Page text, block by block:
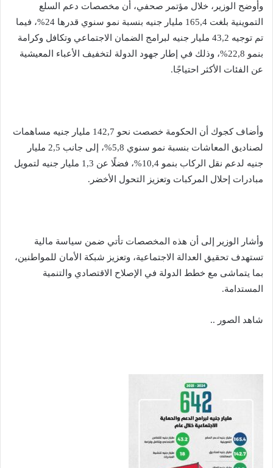
وأوضح الوزير، خلال مؤتمر صحفي، أن مخصصات دعم السلع
التموينية بلغت 165,4 مليار جنيه بنسبة نمو سنوي قدرها 24%، فيما
تم توجيه 43,2 مليار جنيه لبرامج الضمان الاجتماعي وتكافل وكرامة
بنمو 22,8%، وذلك في إطار جهود الدولة لتخفيف الأعباء المعيشية
عن الفئات الأكثر احتياجًا.
وأضاف كجوك أن الحكومة خصصت نحو 142,7 مليار جنيه مساهمات
لصناديق المعاشات بنسبة نمو سنوي 5,8%، إلى جانب 2,5 مليار
جنيه لدعم نقل الركاب بنمو 10,4%، فضلًا عن 1,3 مليار جنيه لتمويل
مبادرات إحلال المركبات وتعزيز التحول الأخضر.
وأشار الوزير إلى أن هذه المخصصات تأتي ضمن سياسة مالية
تستهدف تحقيق العدالة الاجتماعية، وتعزيز شبكة الأمان للمواطنين،
بما يتماشى مع خطط الدولة في الإصلاح الاقتصادي والتنمية
المستدامة.
شاهد الصور ..